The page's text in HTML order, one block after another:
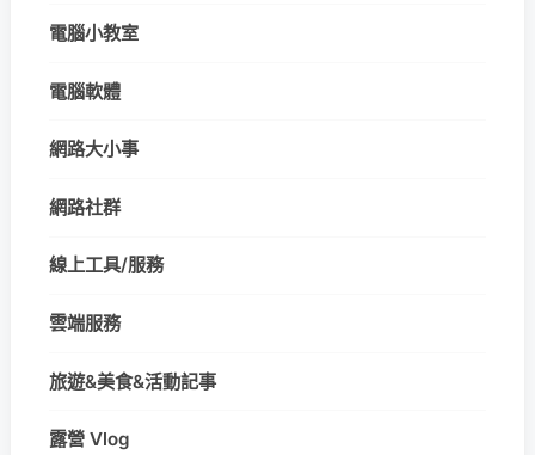
電腦小教室
電腦軟體
網路大小事
網路社群
線上工具/服務
雲端服務
旅遊&美食&活動記事
露營 Vlog